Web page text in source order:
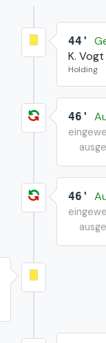
44'
K. Vogt
Holding
46'
46'